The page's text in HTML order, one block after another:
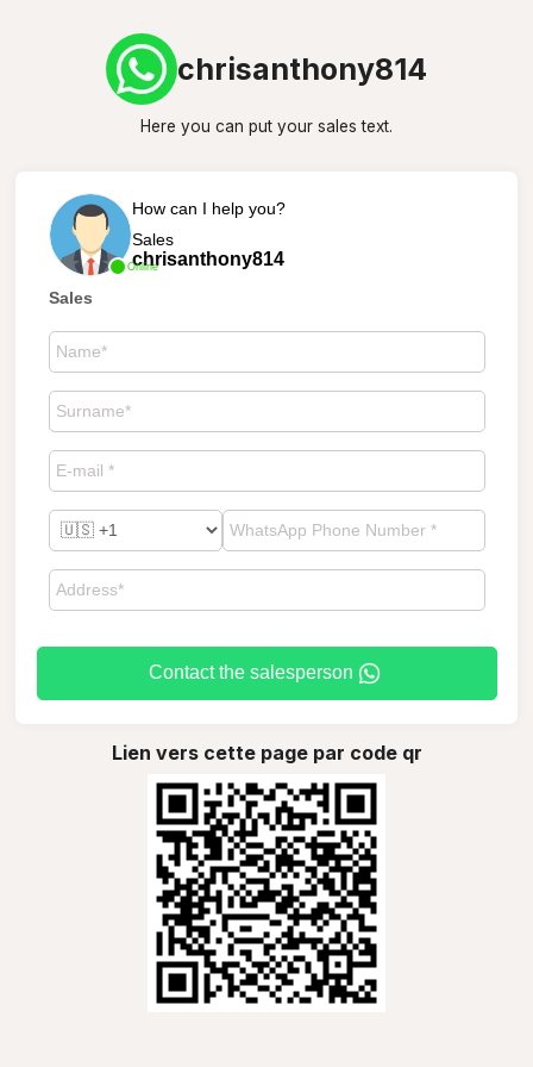
chrisanthony814
Here you can put your sales text.
Online
How can I help you?
Sales
chrisanthony814
Sales
Contact the salesperson
Lien vers cette page par code qr